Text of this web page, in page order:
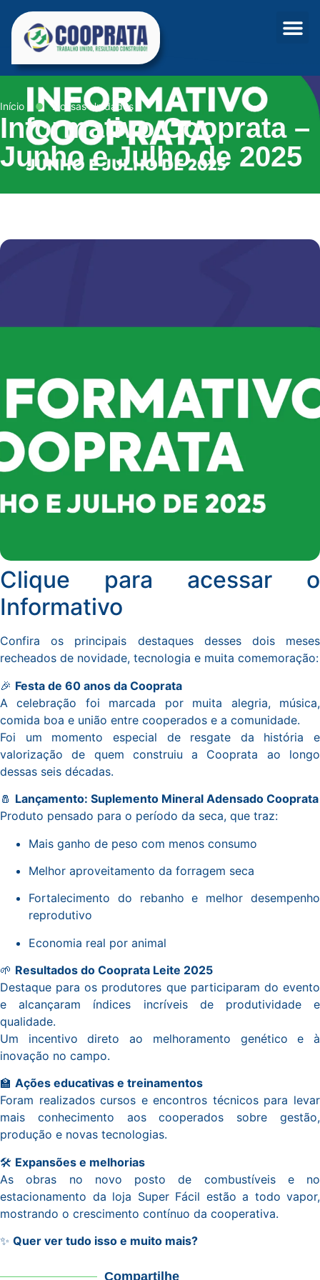
Início Nossas Unidades
Informativo Cooprata –
Junho e Julho de 2025
Clique para acessar o
Informativo
Confira os principais destaques desses dois meses
recheados de novidade, tecnologia e muita comemoração:
🎉 Festa de 60 anos da Cooprata
A celebração foi marcada por muita alegria, música,
comida boa e união entre cooperados e a comunidade.
Foi um momento especial de resgate da história e
valorização de quem construiu a Cooprata ao longo
dessas seis décadas.
🧂 Lançamento: Suplemento Mineral Adensado Cooprata
Produto pensado para o período da seca, que traz:
Mais ganho de peso com menos consumo
Melhor aproveitamento da forragem seca
Fortalecimento do rebanho e melhor desempenho
reprodutivo
Economia real por animal
🌱 Resultados do Cooprata Leite 2025
Destaque para os produtores que participaram do evento
e alcançaram índices incríveis de produtividade e
qualidade.
Um incentivo direto ao melhoramento genético e à
inovação no campo.
🏫 Ações educativas e treinamentos
Foram realizados cursos e encontros técnicos para levar
mais conhecimento aos cooperados sobre gestão,
produção e novas tecnologias.
🛠️ Expansões e melhorias
As obras no novo posto de combustíveis e no
estacionamento da loja Super Fácil estão a todo vapor,
mostrando o crescimento contínuo da cooperativa.
✨ Quer ver tudo isso e muito mais?
Compartilhe